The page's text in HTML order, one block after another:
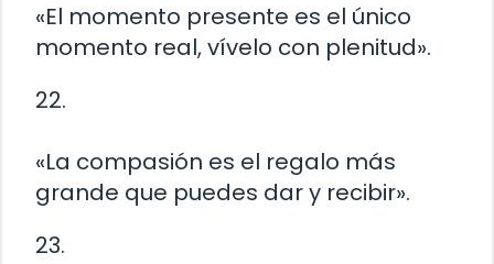
«El momento presente es el único
momento real, vívelo con plenitud».
22.
«La compasión es el regalo más
grande que puedes dar y recibir».
23.